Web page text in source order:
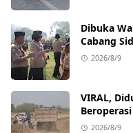
Dibuka
Cabang
Budaya
2026/8/9
VIRAL,
Bungkam
2026/8/9